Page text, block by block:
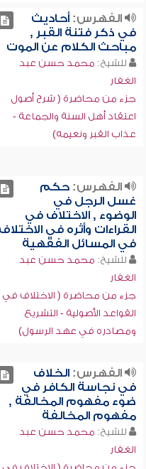
الفهرس:أحاديث
في ذكر فتنة القبر ,
مباحث الكلام عن الموت
للشيخ: محمد حسن عبد
الغفار
جزء من محاضرة ( شرح أصول
اعتقاد أهل السنة والجماعة -
عذاب القبر ونعيمه)
الفهرس:حكم
غسل الرجل في
الوضوء , الاختلاف في
القراءات وأثره في الاختلاف
في المسائل الفقهية
للشيخ: محمد حسن عبد
الغفار
جزء من محاضرة ( الاختلاف في
القواعد الأصولية - التشريع
ومصادره في عهد الرسول)
الفهرس:الخلاف
في نجاسة الكافر في
ضوء مفهوم المخالفة ,
مفهوم المخالفة
للشيخ: محمد حسن عبد
الغفار